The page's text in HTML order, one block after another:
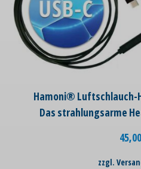
Hamoni® Luftschlauch-
Das strahlungsarme
45,00
zzgl.